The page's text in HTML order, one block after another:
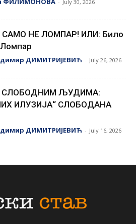
- July 30, 2026
НЕ ЛОМПАР! ИЛИ: Било
ДИМИТРИЈЕВИЋ - July 26, 2026
СЛОБОДНИМ ЉУДИМА:
ИЛУЗИЈА“ СЛОБОДАНА
ДИМИТРИЈЕВИЋ - July 16, 2026